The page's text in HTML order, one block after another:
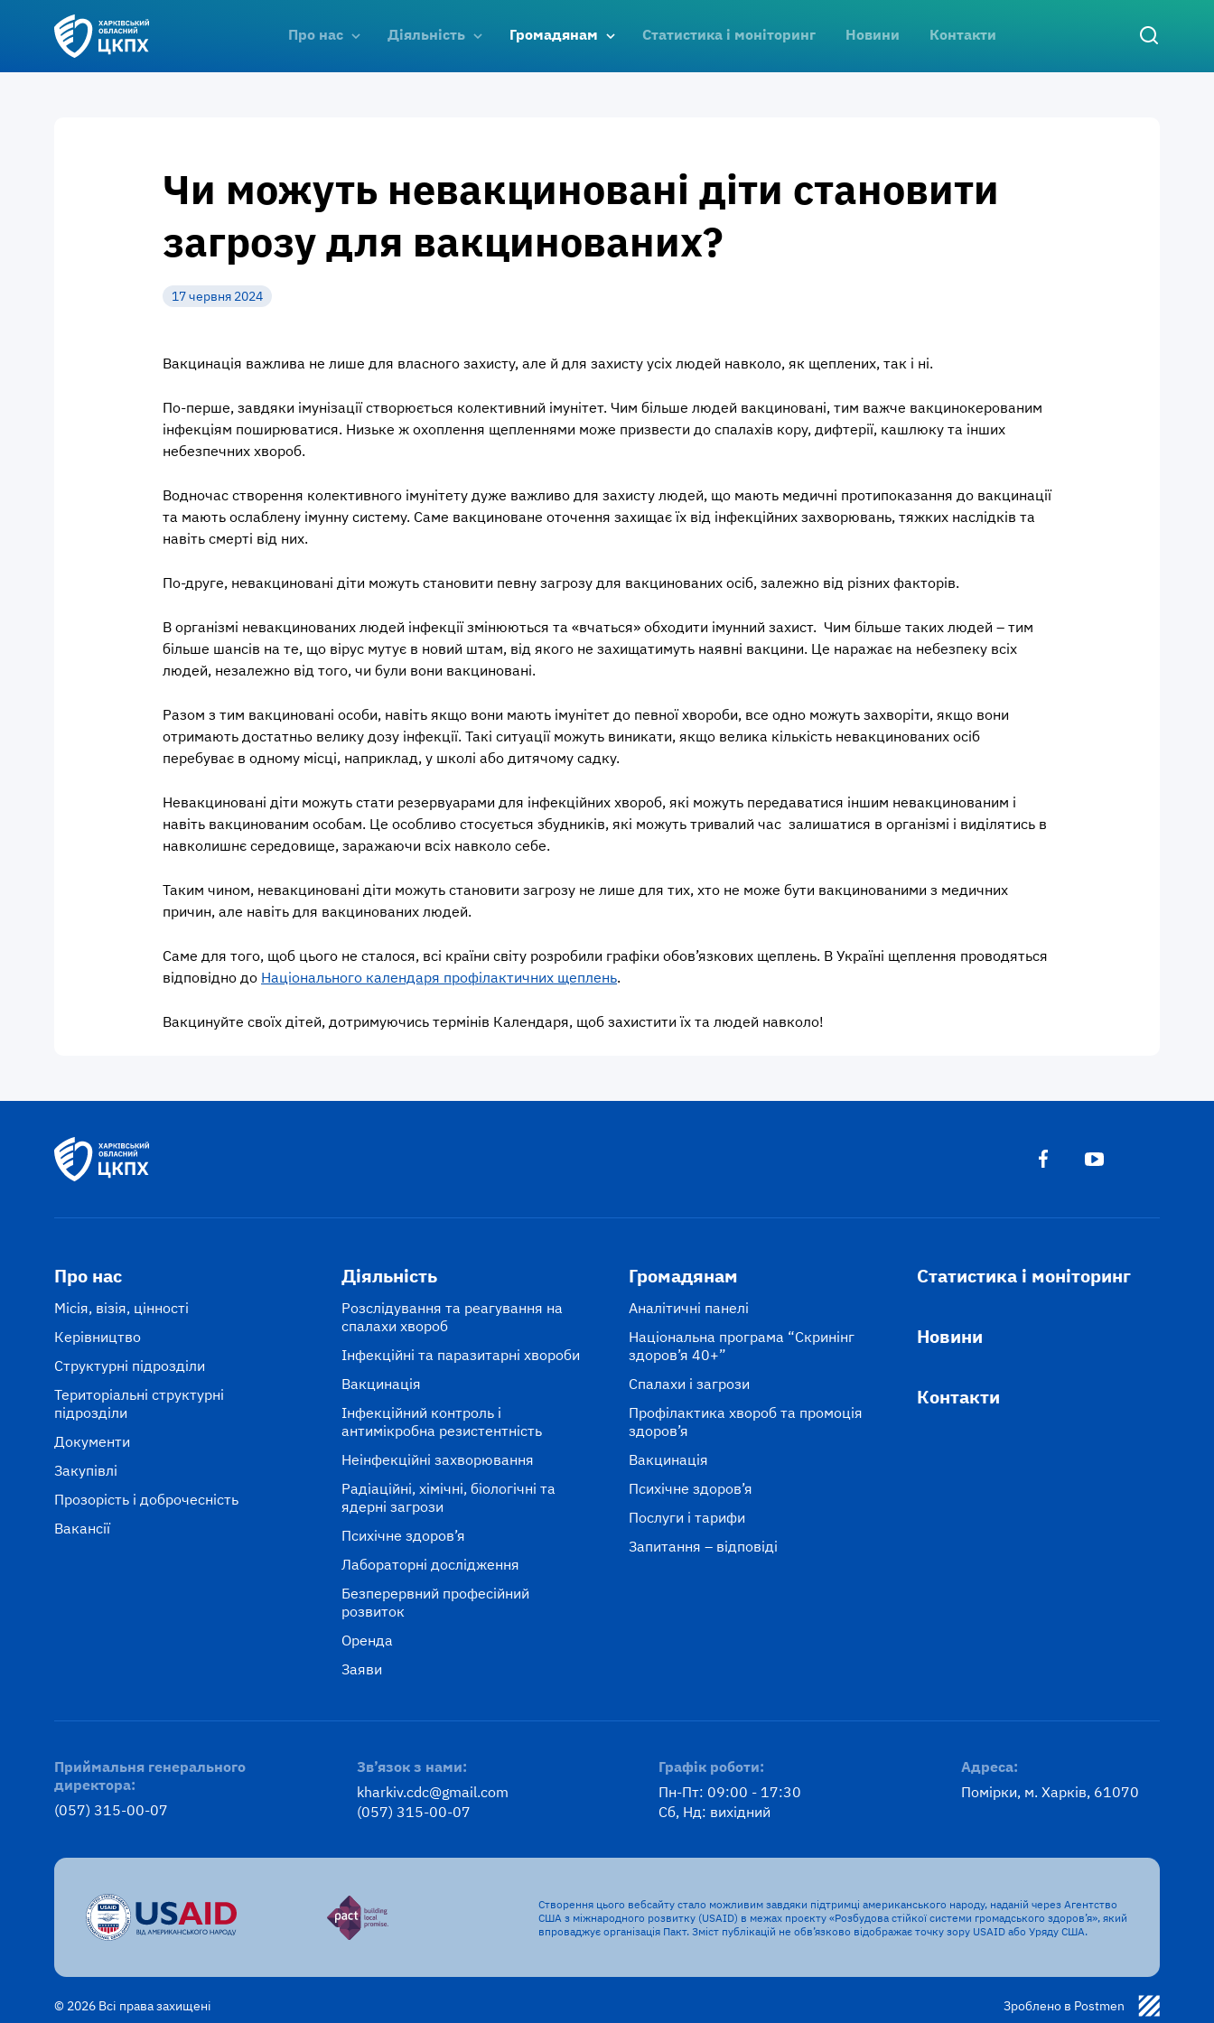
Про нас Діяльність Громадянам Статистика і моніторинг Новини Контакти
Чи можуть невакциновані діти становити
загрозу для вакцинованих?
17 червня 2024
Вакцинація важлива не лише для власного захисту, але й для захисту усіх людей навколо, як щеплених, так і ні.
По-перше, завдяки імунізації створюється колективний імунітет. Чим більше людей вакциновані, тим важче вакцинокерованим
інфекціям поширюватися. Низьке ж охоплення щепленнями може призвести до спалахів кору, дифтерії, кашлюку та інших
небезпечних хвороб.
Водночас створення колективного імунітету дуже важливо для захисту людей, що мають медичні протипоказання до вакцинації
та мають ослаблену імунну систему. Саме вакциноване оточення захищає їх від інфекційних захворювань, тяжких наслідків та
навіть смерті від них.
По-друге, невакциновані діти можуть становити певну загрозу для вакцинованих осіб, залежно від різних факторів.
В організмі невакцинованих людей інфекції змінюються та «вчаться» обходити імунний захист. Чим більше таких людей – тим
більше шансів на те, що вірус мутує в новий штам, від якого не захищатимуть наявні вакцини. Це наражає на небезпеку всіх
людей, незалежно від того, чи були вони вакциновані.
Разом з тим вакциновані особи, навіть якщо вони мають імунітет до певної хвороби, все одно можуть захворіти, якщо вони
отримають достатньо велику дозу інфекції. Такі ситуації можуть виникати, якщо велика кількість невакцинованих осіб
перебуває в одному місці, наприклад, у школі або дитячому садку.
Невакциновані діти можуть стати резервуарами для інфекційних хвороб, які можуть передаватися іншим невакцинованим і
навіть вакцинованим особам. Це особливо стосується збудників, які можуть тривалий час залишатися в організмі і виділятись в
навколишнє середовище, заражаючи всіх навколо себе.
Таким чином, невакциновані діти можуть становити загрозу не лише для тих, хто не може бути вакцинованими з медичних
причин, але навіть для вакцинованих людей.
Саме для того, щоб цього не сталося, всі країни світу розробили графіки обов’язкових щеплень. В Україні щеплення проводяться
відповідно до Національного календаря профілактичних щеплень.
Вакцинуйте своїх дітей, дотримуючись термінів Календаря, щоб захистити їх та людей навколо!
Про нас
Місія, візія, цінності
Керівництво
Структурні підрозділи
Територіальні структурні
підрозділи
Документи
Закупівлі
Прозорість і доброчесність
Вакансії
Діяльність
Розслідування та реагування на
спалахи хвороб
Інфекційні та паразитарні хвороби
Вакцинація
Інфекційний контроль і
антимікробна резистентність
Неінфекційні захворювання
Радіаційні, хімічні, біологічні та
ядерні загрози
Психічне здоров’я
Лабораторні дослідження
Безперервний професійний
розвиток
Оренда
Заяви
Громадянам
Аналітичні панелі
Національна програма “Скринінг
здоров’я 40+”
Спалахи і загрози
Профілактика хвороб та промоція
здоров’я
Вакцинація
Психічне здоров’я
Послуги і тарифи
Запитання – відповіді
Статистика і моніторинг
Новини
Контакти
Приймальня генерального
директора:
(057) 315-00-07
Зв’язок з нами:
kharkiv.cdc@gmail.com
(057) 315-00-07
Графік роботи:
Пн-Пт: 09:00 - 17:30
Сб, Нд: вихідний
Адреса:
Помірки, м. Харків, 61070
Створення цього вебсайту стало можливим завдяки підтримці американського народу, наданій через Агентство
США з міжнародного розвитку (USAID) в межах проєкту «Розбудова стійкої системи громадського здоров’я», який
впроваджує організація Пакт. Зміст публікацій не обв’язково відображає точку зору USAID або Уряду США.
© 2026 Всі права захищені Зроблено в Postmen